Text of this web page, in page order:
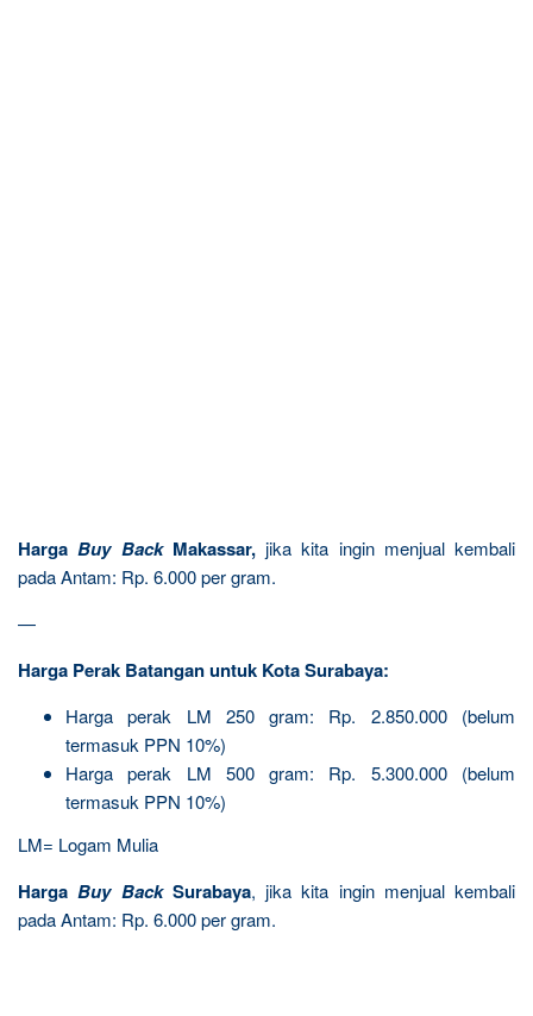
Harga Buy BackMakassar,jika kita ingin menjual kembali
pada Antam: Rp. 6.000 per gram.
—
Harga Perak Batangan untuk Kota Surabaya:
Harga perak LM 250 gram: Rp. 2.850.000 (belum
termasuk PPN 10%)
Harga perak LM 500 gram: Rp. 5.300.000 (belum
termasuk PPN 10%)
LM= Logam Mulia
HargaBuy BackSurabaya, jika kita ingin menjual kembali
pada Antam: Rp. 6.000 per gram.